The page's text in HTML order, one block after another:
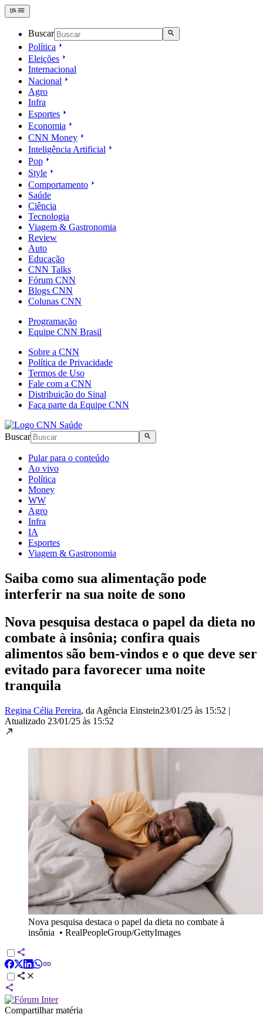
Buscar
Política
Eleições
Internacional
Nacional
Agro
Infra
Esportes
Economia
CNN Money
Inteligência Artificial
Pop
Style
Comportamento
Saúde
Ciência
Tecnologia
Viagem & Gastronomia
Review
Auto
Educação
CNN Talks
Fórum CNN
Blogs CNN
Colunas CNN
Programação
Equipe CNN Brasil
Sobre a CNN
Política de Privacidade
Termos de Uso
Fale com a CNN
Distribuição do Sinal
Faça parte da Equipe CNN
Buscar
Pular para o conteúdo
Ao vivo
Política
Money
WW
Agro
Infra
IA
Esportes
Viagem & Gastronomia
Saiba como sua alimentação pode
interferir na sua noite de sono
Nova pesquisa destaca o papel da dieta no
combate à insônia; confira quais
alimentos são bem-vindos e o que deve ser
evitado para favorecer uma noite
tranquila
Regina Célia Pereira, da Agência Einstein23/01/25 às 15:52 |
Atualizado 23/01/25 às 15:52
Nova pesquisa destaca o papel da dieta no combate à
insônia • RealPeopleGroup/GettyImages
Compartilhar matéria